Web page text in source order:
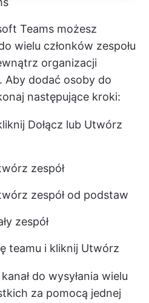
Teams możesz
wielu członków zespołu
organizacji
Aby dodać osoby do
następujące kroki:
Dołącz lub Utwórz
zespół
zespół od podstaw
zespół
teamu i kliknij Utwórz
do wysyłania wielu
za pomocą jednej